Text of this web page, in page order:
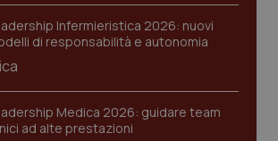
Infermieristica 2026: nuovi
di responsabilità e autonomia
Medica 2026: guidare team
ad alte prestazioni
CookieScript